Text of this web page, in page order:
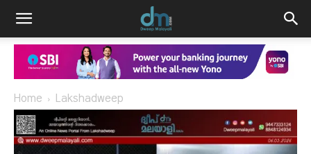
Home Lakshadweep